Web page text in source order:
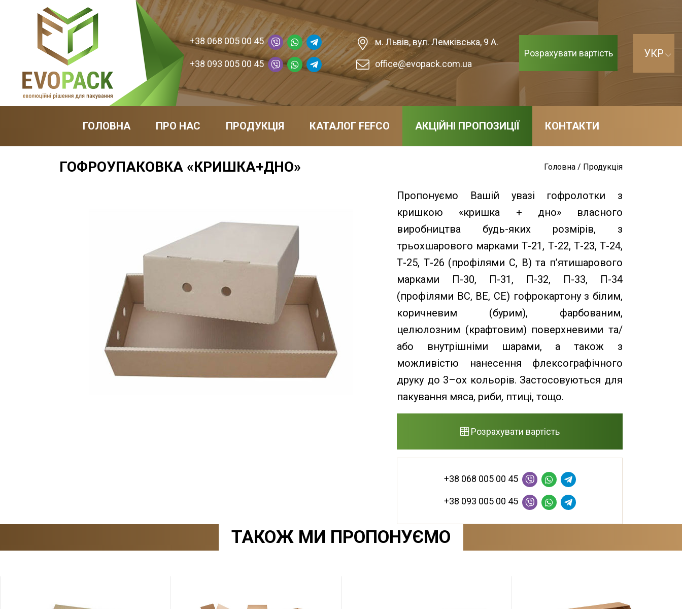
+38 068 005 00 45
+38 093 005 00 45
м. Львів, вул. Лемківська, 9 А.
office@evopack.com.ua
Розрахувати вартість
ГОЛОВНА ПРО НАС ПРОДУКЦІЯ КАТАЛОГ FEFCO АКЦІЙНІ ПРОПОЗИЦІЇ КОНТАКТИ
ГОФРОУПАКОВКА «КРИШКА+ДНО» Головна / Продукція
Пропонуємо Вашій увазі гофролотки з
кришкою «кришка + дно» власного
виробництва будь-яких розмірів, з
трьохшарового марками Т-21, Т-22, Т-23, Т-24,
Т-25, Т-26 (профілями С, В) та п’ятишарового
марками П-30, П-31, П-32, П-33, П-34
(профілями ВС, ВЕ, СЕ) гофрокартону з білим,
коричневим (бурим), фарбованим,
целюлозним (крафтовим) поверхневими та/
або внутрішніми шарами, а також з
можливістю нанесення флексографічного
друку до 3–ох кольорів. Застосовуються для
пакування мяса, риби, птиці, тощо.
Розрахувати вартість
+38 068 005 00 45
+38 093 005 00 45
ТАКОЖ МИ ПРОПОНУЄМО